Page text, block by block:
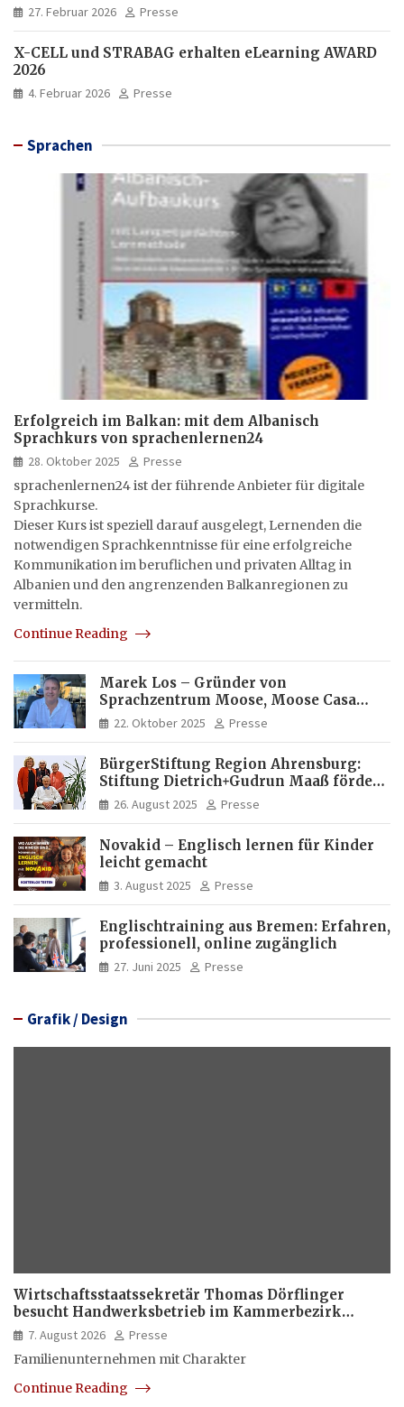
27. Februar 2026 Presse
X-CELL und STRABAG erhalten eLearning AWARD
2026
4. Februar 2026 Presse
Sprachen
Erfolgreich im Balkan: mit dem Albanisch
Sprachkurs von sprachenlernen24
28. Oktober 2025
Presse
sprachenlernen24 ist der führende Anbieter für digitale
Sprachkurse.
Dieser Kurs ist speziell darauf ausgelegt, Lernenden die
notwendigen Sprachkenntnisse für eine erfolgreiche
Kommunikation im beruflichen und privaten Alltag in
Albanien und den angrenzenden Balkanregionen zu
vermitteln.
Continue Reading
Marek Los – Gründer von
Sprachzentrum Moose, Moose Casa
Italia und Apartamento Brasil |
Internationaler Experte für Bildung
22. Oktober 2025 Presse
BürgerStiftung Region Ahrensburg:
Stiftung Dietrich+Gudrun Maaß fördert
Deutschkenntnisse von Frauen
26. August 2025 Presse
Novakid – Englisch lernen für Kinder
leicht gemacht
3. August 2025 Presse
Englischtraining aus Bremen: Erfahren,
professionell, online zugänglich
27. Juni 2025 Presse
Grafik / Design
Wirtschaftsstaatssekretär Thomas Dörflinger
besucht Handwerksbetrieb im Kammerbezirk
Freiburg
7. August 2026
Presse
Familienunternehmen mit Charakter
Continue Reading